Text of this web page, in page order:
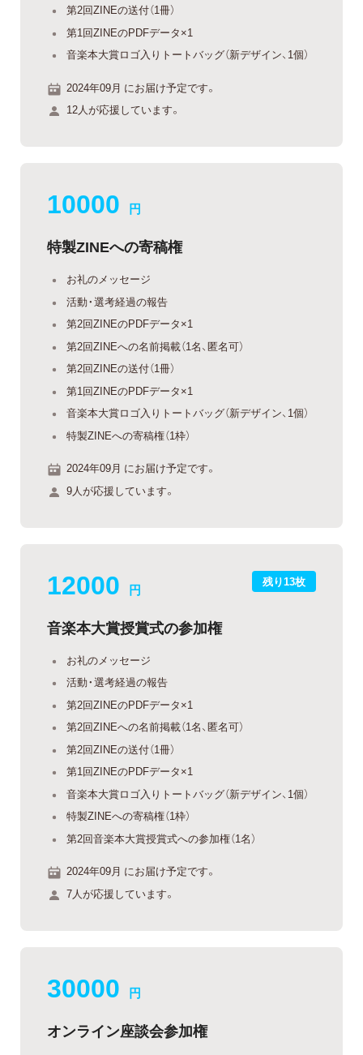
第2回ZINEの送付（1冊）
第1回ZINEのPDFデータ×1
音楽本大賞ロゴ入りトートバッグ（新デザイン、1個）
2024年09月 にお届け予定です。
12人が応援しています。
10000 円
特製ZINEへの寄稿権
お礼のメッセージ
活動・選考経過の報告
第2回ZINEのPDFデータ×1
第2回ZINEへの名前掲載（1名、匿名可）
第2回ZINEの送付（1冊）
第1回ZINEのPDFデータ×1
音楽本大賞ロゴ入りトートバッグ（新デザイン、1個）
特製ZINEへの寄稿権（1枠）
2024年09月 にお届け予定です。
9人が応援しています。
残り13枚
12000 円
音楽本大賞授賞式の参加権
お礼のメッセージ
活動・選考経過の報告
第2回ZINEのPDFデータ×1
第2回ZINEへの名前掲載（1名、匿名可）
第2回ZINEの送付（1冊）
第1回ZINEのPDFデータ×1
音楽本大賞ロゴ入りトートバッグ（新デザイン、1個）
特製ZINEへの寄稿権（1枠）
第2回音楽本大賞授賞式への参加権（1名）
2024年09月 にお届け予定です。
7人が応援しています。
30000 円
オンライン座談会参加権